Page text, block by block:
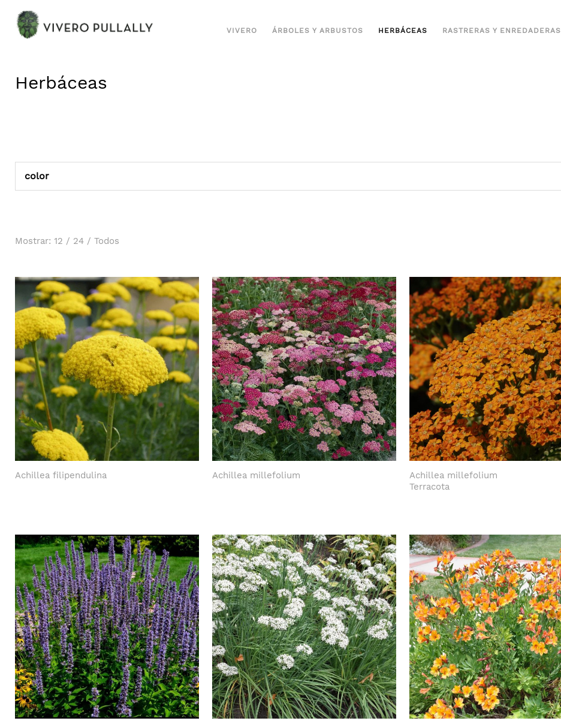
VIVERO ÁRBOLES Y ARBUSTOS HERBÁCEAS RASTRERAS Y ENREDADERAS
Herbáceas
color
Mostrar: 12 / 24 / Todos
Achillea filipendulina Achillea millefolium
Achillea millefolium
Terracota